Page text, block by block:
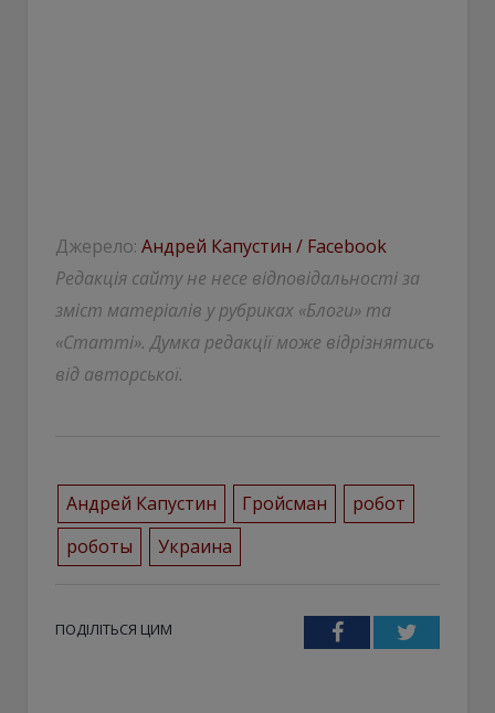
Джерело: Андрей Капустин / Facebook
Редакція сайту не несе відповідальності за
зміст матеріалів у рубриках «Блоги» та
«Статті». Думка редакції може відрізнятись
від авторської.
Андрей Капустин Гройсман
робот
роботы
Украина
ПОДІЛІТЬСЯ ЦИМ FacebookTwitter